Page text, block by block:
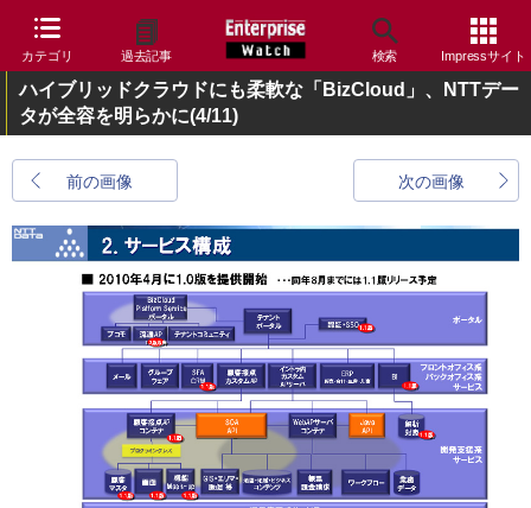
カテゴリ 過去記事 検索 Impressサイト
ハイブリッドクラウドにも柔軟な「BizCloud」、NTTデー
タが全容を明らかに(4/11)
前の画像 次の画像